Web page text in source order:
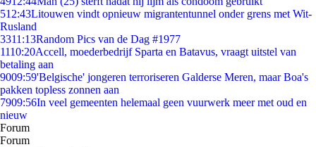
512:43Litouwen vindt opnieuw migrantentunnel onder grens met Wit-
Rusland
3311:13Random Pics van de Dag #1977
1110:20Accell, moederbedrijf Sparta en Batavus, vraagt uitstel van
betaling aan
9009:59'Belgische' jongeren terroriseren Galderse Meren, maar Boa's
pakken topless zonnen aan
7909:56In veel gemeenten helemaal geen vuurwerk meer met oud en
nieuw
Forum
Forum